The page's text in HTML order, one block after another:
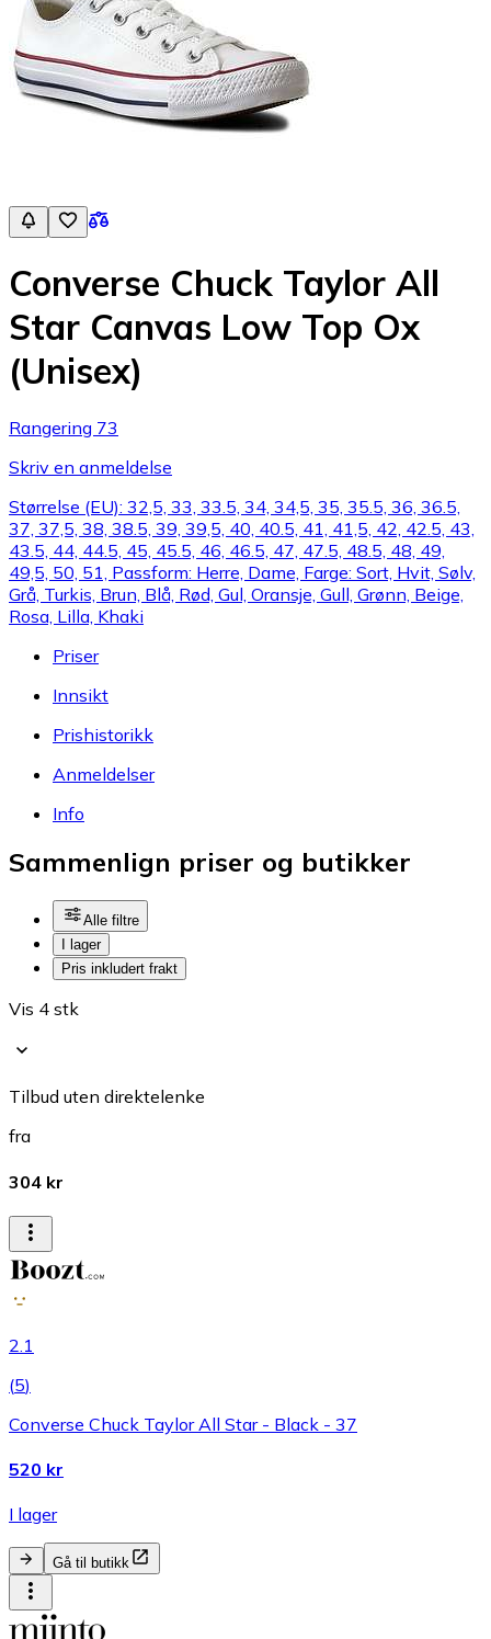
Converse Chuck Taylor All
Star Canvas Low Top Ox
(Unisex)
Rangering 73
Skriv en anmeldelse
Størrelse (EU): 32,5, 33, 33.5, 34, 34,5, 35, 35.5, 36, 36.5,
37, 37,5, 38, 38.5, 39, 39,5, 40, 40.5, 41, 41,5, 42, 42.5, 43,
43.5, 44, 44.5, 45, 45.5, 46, 46.5, 47, 47.5, 48.5, 48, 49,
49,5, 50, 51, Passform: Herre, Dame, Farge: Sort, Hvit, Sølv,
Grå, Turkis, Brun, Blå, Rød, Gul, Oransje, Gull, Grønn, Beige,
Rosa, Lilla, Khaki
Priser
Innsikt
Prishistorikk
Anmeldelser
Info
Sammenlign priser og butikker
Alle filtre
I lager
Pris inkludert frakt
Vis 4 stk
Tilbud uten direktelenke
fra
304 kr
2.1
(5)
Converse Chuck Taylor All Star - Black - 37
520 kr
I lager
Gå til butikk